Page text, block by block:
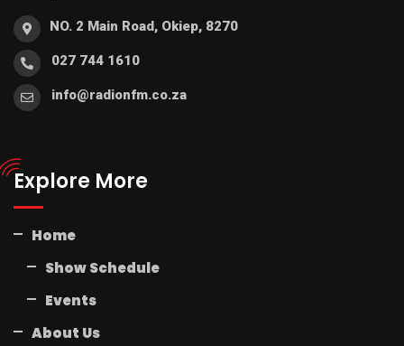
NO. 2 Main Road, Okiep, 8270
027 744 1610
info@radionfm.co.za
Explore More
Home
Show Schedule
Events
About Us